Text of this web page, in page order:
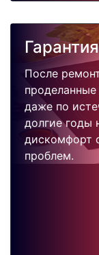
После
даже по
долгие годы
дискомфорт
проблем.